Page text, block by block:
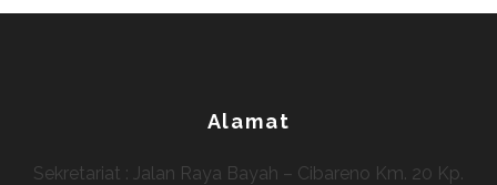
Alamat
Sekretariat : Jalan Raya Bayah – Cibareno Km. 20 Kp.